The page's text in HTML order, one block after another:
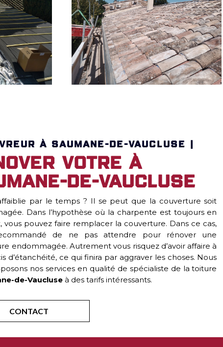
À SAUMANE-DE-VAUCLUSE |
votre à
de-Vaucluse
par le temps ? Il se peut que la couverture soit
Dans l’hypothèse où la charpente est toujours en
vous pouvez faire remplacer la couverture. Dans ce cas,
de ne pas attendre pour rénover une
endommagée. Autrement vous risquez d’avoir affaire à
d’étanchéité, ce qui finira par aggraver les choses. Nous
nos services en qualité de spécialiste de la toiture
de-Vaucluse à des tarifs intéressants.
CONTACT